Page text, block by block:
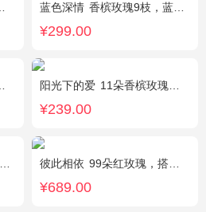
蓝色深情 香槟玫瑰9枝，蓝绣球1枝，向日葵3枝，白色洋桔梗、大叶尤加利搭配
¥299.00
阳光下的爱 11朵香槟玫瑰，3朵向日葵，1个蓝色绣球，配花、绿叶搭配
¥239.00
彼此相依 99朵红玫瑰，搭配适量石竹梅。
¥689.00